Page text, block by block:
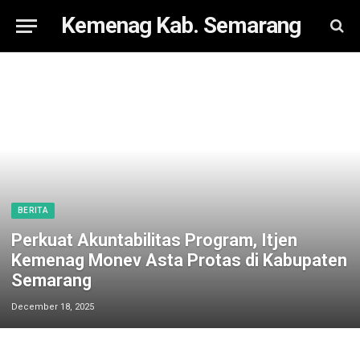
Kemenag Kab. Semarang
BERITA
Perkuat Akuntabilitas Program, Itjen
Kemenag Monev Asta Protas di Kabupaten
Semarang
December 18, 2025